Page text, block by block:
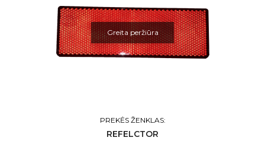
Greita peržiūra
PREKĖS ŽENKLAS:
REFELCTOR